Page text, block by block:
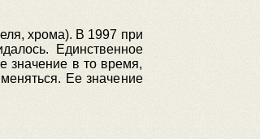
хрома). В 1997 при
Единственное
значение в то время,
Ее значение